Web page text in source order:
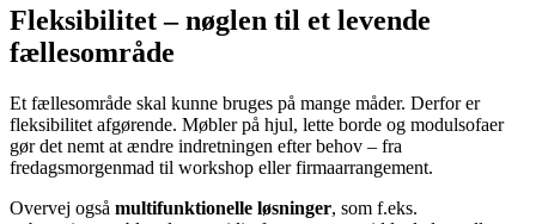
Fleksibilitet – nøglen til et levende
fællesområde
Et fællesområde skal kunne bruges på mange måder. Derfor er
fleksibilitet afgørende. Møbler på hjul, lette borde og modulsofaer
gør det nemt at ændre indretningen efter behov – fra
fredagsmorgenmad til workshop eller firmaarrangement.
Overvej også multifunktionelle løsninger, som f.eks.